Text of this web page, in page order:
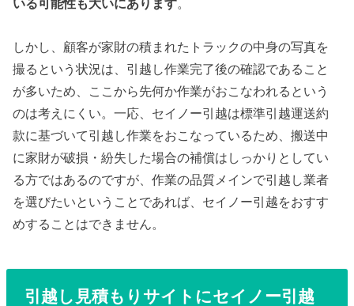
いる可能性も大いにあります。
しかし、顧客が家財の積まれたトラックの中身の写真を
撮るという状況は、引越し作業完了後の確認であること
が多いため、ここから先何か作業がおこなわれるという
のは考えにくい。一応、セイノー引越は標準引越運送約
款に基づいて引越し作業をおこなっているため、搬送中
に家財が破損・紛失した場合の補償はしっかりとしてい
る方ではあるのですが、作業の品質メインで引越し業者
を選びたいということであれば、セイノー引越をおすす
めすることはできません。
引越し見積もりサイトにセイノー引越